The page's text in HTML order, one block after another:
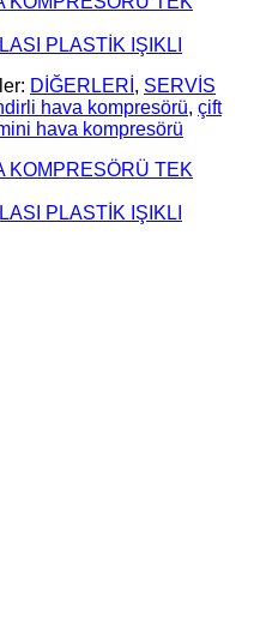
DİĞERLERİ , SERVİS
hava kompresörü, çift
hava kompresörü